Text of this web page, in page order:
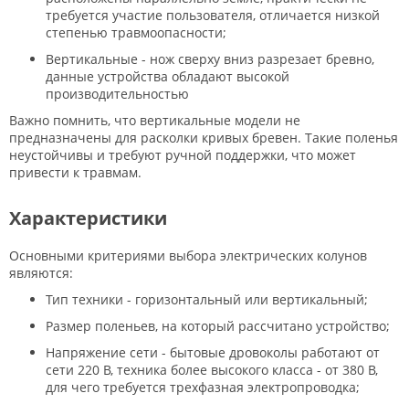
требуется участие пользователя, отличается низкой
степенью травмоопасности;
Вертикальные - нож сверху вниз разрезает бревно,
данные устройства обладают высокой
производительностью
Важно помнить, что вертикальные модели не
предназначены для расколки кривых бревен. Такие поленья
неустойчивы и требуют ручной поддержки, что может
привести к травмам.
Характеристики
Основными критериями выбора электрических колунов
являются:
Тип техники - горизонтальный или вертикальный;
Размер поленьев, на который рассчитано устройство;
Напряжение сети - бытовые дровоколы работают от
сети 220 В, техника более высокого класса - от 380 В,
для чего требуется трехфазная электропроводка;